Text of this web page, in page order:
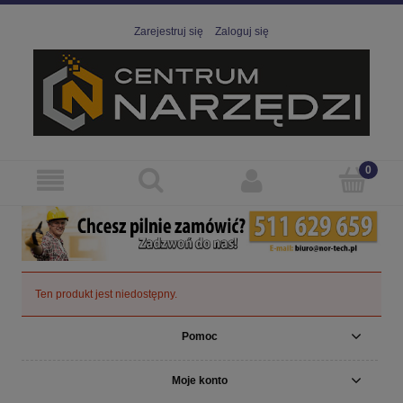
Zarejestruj się Zaloguj się
Ten produkt jest niedostępny.
Pomoc
Moje konto